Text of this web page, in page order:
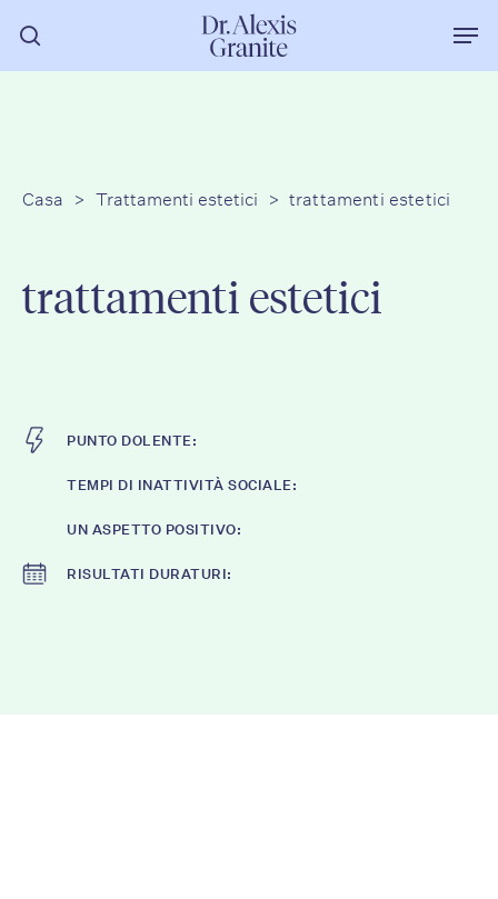
contenuto
ricerca
Casa > Trattamenti estetici > trattamenti estetici
trattamenti estetici
PUNTO DOLENTE:
TEMPI DI INATTIVITÀ SOCIALE:
UN ASPETTO POSITIVO:
RISULTATI DURATURI: